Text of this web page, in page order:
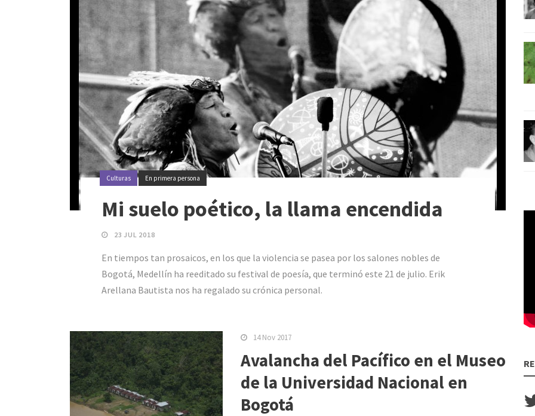
Culturas En primera persona
Mi suelo poético, la llama encendida
23 JUL 2018
En tiempos tan prosaicos, en los que la violencia se pasea por los salones nobles de
Bogotá, Medellín ha reeditado su festival de poesía, que terminó este 21 de julio. Erik
Arellana Bautista nos ha regalado su crónica personal.
14 Nov 2017
Avalancha del Pacífico en el Museo
de la Universidad Nacional en
Bogotá